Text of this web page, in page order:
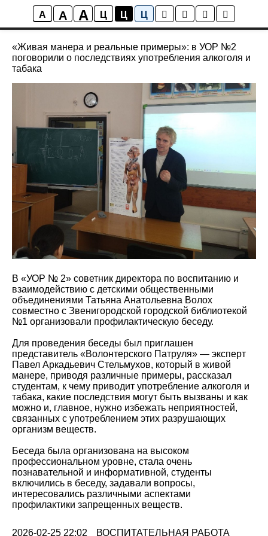
A A A Ц Ц Ц
Новости
«Живая манера и реальные примеры»: в УОР №2
поговорили о последствиях употребления алкоголя и
табака
В «УОР № 2» советник директора по воспитанию и
взаимодействию с детскими общественными
объединениями Татьяна Анатольевна Волох
совместно с Звенигородской городской библиотекой
№1 организовали профилактическую беседу.
Для проведения беседы был приглашен
представитель «Волонтерского Патруля» — эксперт
Павел Аркадьевич Стельмухов, который в живой
манере, приводя различные примеры, рассказал
студентам, к чему приводит употребление алкоголя и
табака, какие последствия могут быть вызваны и как
можно и, главное, нужно избежать неприятностей,
связанных с употреблением этих разрушающих
организм веществ.
Беседа была организована на высоком
профессиональном уровне, стала очень
познавательной и информативной, студенты
включились в беседу, задавали вопросы,
интересовались различными аспектами
профилактики запрещенных веществ.
2026-02-25 22:02 ВОСПИТАТЕЛЬНАЯ РАБОТА